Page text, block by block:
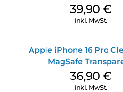
39,90€
inkl. MwSt.
Apple iPhone 16 Pro
MagSafe
36,90€
inkl. MwSt.